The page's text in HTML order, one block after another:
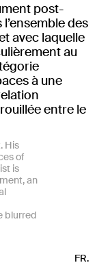
post-
des
avec laquelle
au
à une
entre le
His
of
is
an
blurred
FR.